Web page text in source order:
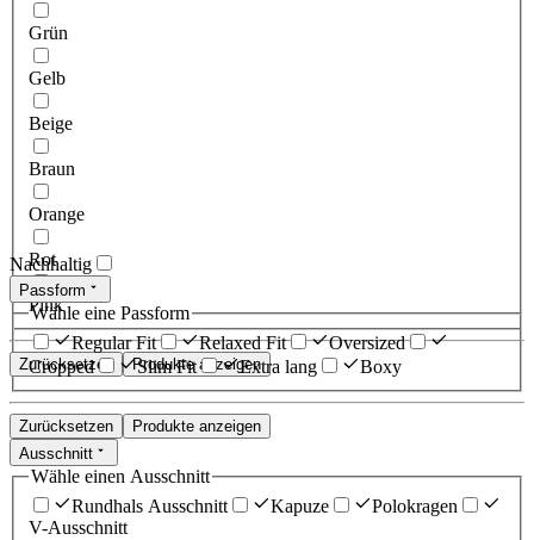
Grün
Gelb
Beige
Braun
Orange
Rot
Pink
Zurücksetzen Produkte anzeigen
Nachhaltig
Passform
Wähle eine Passform
Regular Fit
Relaxed Fit
Oversized
Cropped
Slim Fit Extra lang Boxy
Zurücksetzen
Produkte anzeigen
Ausschnitt
Wähle einen Ausschnitt
Rundhals Ausschnitt
Kapuze
Polokragen
V-Ausschnitt